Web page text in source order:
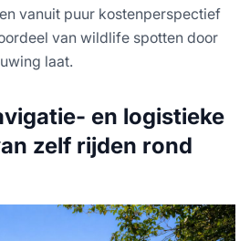
vanuit puur kostenperspectief
van wildlife spotten door
laat.
en logistieke
zelf rijden rond